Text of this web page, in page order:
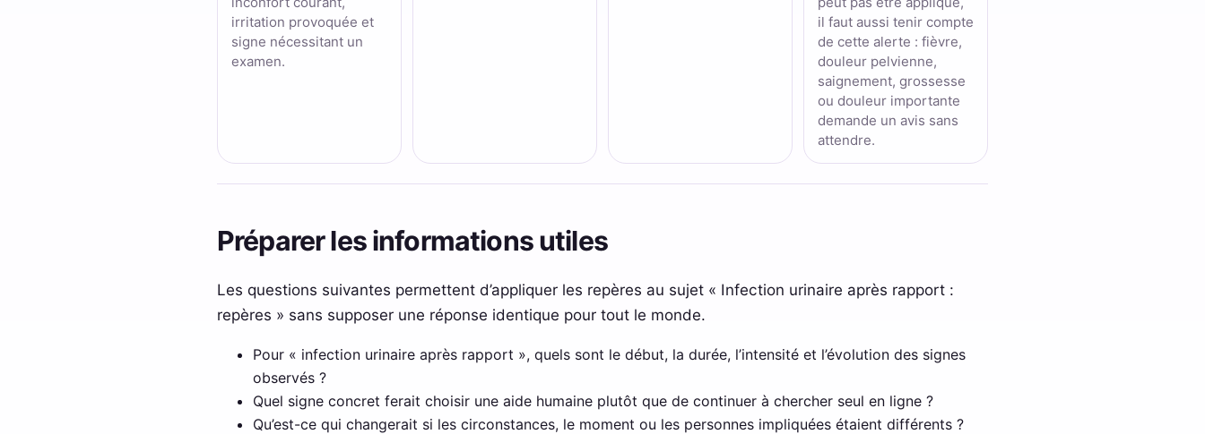
irritation provoquée et
signe nécessitant un
examen.
il faut aussi tenir compte
de cette alerte : fièvre,
douleur pelvienne,
saignement, grossesse
ou douleur importante
demande un avis sans
attendre.
Préparer les informations utiles
Les questions suivantes permettent d’appliquer les repères au sujet « Infection urinaire après rapport :
repères » sans supposer une réponse identique pour tout le monde.
Pour « infection urinaire après rapport », quels sont le début, la durée, l’intensité et l’évolution des signes
observés ?
Quel signe concret ferait choisir une aide humaine plutôt que de continuer à chercher seul en ligne ?
Qu’est-ce qui changerait si les circonstances, le moment ou les personnes impliquées étaient différents ?